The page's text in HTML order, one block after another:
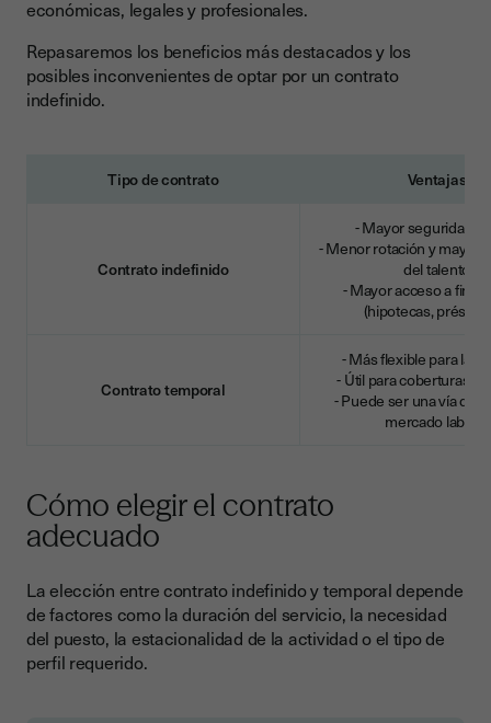
económicas, legales y profesionales.
Repasaremos los beneficios más destacados y los
posibles inconvenientes de optar por un contrato
indefinido.
Tipo de contrato Ventajas
Contrato indefinido
- Mayor seguridad
- Menor rotación y mayor
del talento
- Mayor acceso a
(hipotecas,
Contrato temporal
- Más flexible para la
- Útil para coberturas
- Puede ser una vía de
mercado laboral
Cómo elegir el contrato
adecuado
La elección entre contrato indefinido y temporal depende
de factores como la duración del servicio, la necesidad
del puesto, la estacionalidad de la actividad o el tipo de
perfil requerido.